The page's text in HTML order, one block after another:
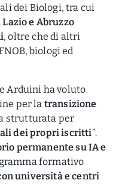
dei Biologi, tra cui
e Abruzzo
, oltre che di altri
biologi ed
Arduini ha voluto
per la transizione
strutturata per
dei propri iscritti”.
permanente su IA e
formativo
università e centri